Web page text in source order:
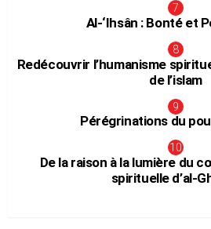
Al-‘Ihsân : Bonté et
Redécouvrir l’humanisme
de l’islam
Pérégrinations du
De la raison à la lumière du
spirituelle d’al-